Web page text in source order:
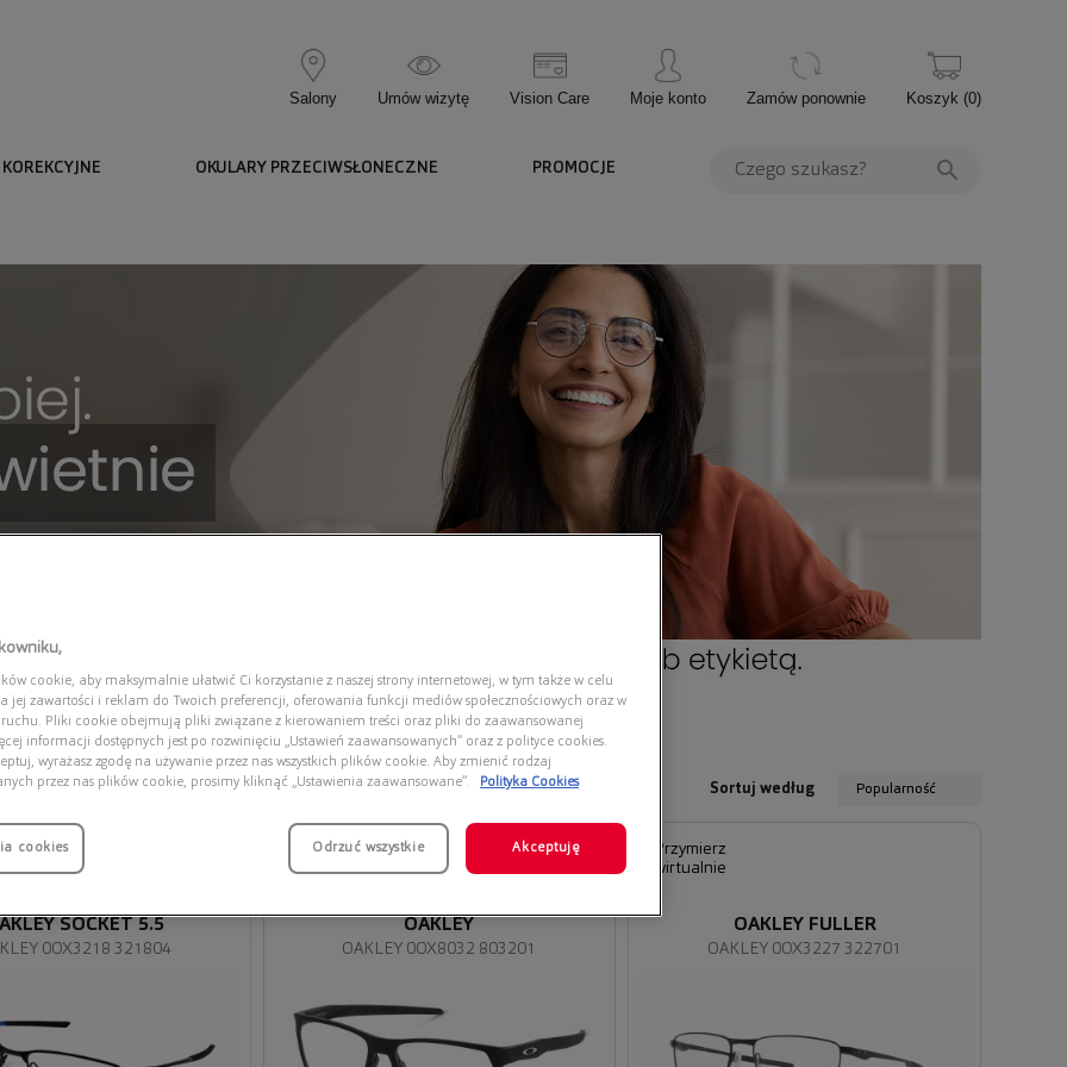
Salony Umów wizytę Vision Care Moje konto Zamów ponownie Koszyk (0)
OKULARY PRZECIWSŁONECZNE PROMOCJE
Sortuj według Popularność
0OX3218 321804
SOCKET 5.5
Przymierz
wirtualnie
OAKLEY 0OX8032 803201
OAKLEY
Przymierz
wirtualnie
OAKLEY 0OX3227 322701
OAKLEY FULLER
cookie, aby maksymalnie ułatwić Ci korzystanie z naszej strony internetowej, w tym także w celu
jej zawartości i reklam do Twoich preferencji, oferowania funkcji mediów społecznościowych oraz w
Pliki cookie obejmują pliki związane z kierowaniem treści oraz pliki do zaawansowanej
informacji dostępnych jest po rozwinięciu „Ustawień zaawansowanych” oraz z polityce cookies.
wyrażasz zgodę na używanie przez nas wszystkich plików cookie. Aby zmienić rodzaj
przez nas plików cookie, prosimy kliknąć „Ustawienia zaawansowane”.
Polityka Cookies
cookies Odrzuć wszystkie Akceptuję